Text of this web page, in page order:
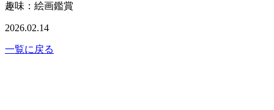
趣味 ：絵画鑑賞
2026.02.14
一覧に戻る